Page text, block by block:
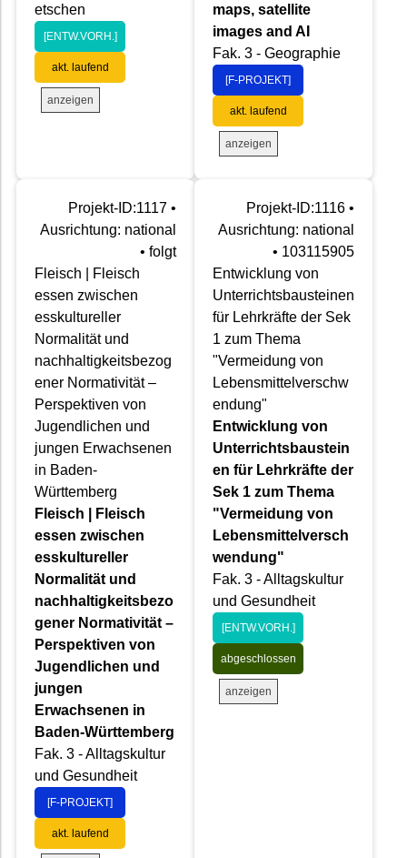
etschen
[ENTW.VORH.]
akt. laufend
anzeigen
maps, satellite
images and AI
Fak. 3 - Geographie
[F-PROJEKT]
akt. laufend
anzeigen
Projekt-ID:1117 •
Ausrichtung: national
• folgt
Fleisch | Fleisch
essen zwischen
esskultureller
Normalität und
nachhaltigkeitsbezog
ener Normativität –
Perspektiven von
Jugendlichen und
jungen Erwachsenen
in Baden-
Württemberg
Fleisch | Fleisch
essen zwischen
esskultureller
Normalität und
nachhaltigkeitsbezo
gener Normativität –
Perspektiven von
Jugendlichen und
jungen
Erwachsenen in
Baden-Württemberg
Fak. 3 - Alltagskultur
und Gesundheit
[F-PROJEKT]
akt. laufend
Projekt-ID:1116 •
Ausrichtung: national
• 103115905
Entwicklung von
Unterrichtsbausteinen
für Lehrkräfte der Sek
1 zum Thema
"Vermeidung von
Lebensmittelverschw
endung"
Entwicklung von
Unterrichtsbaustein
en für Lehrkräfte der
Sek 1 zum Thema
"Vermeidung von
Lebensmittelversch
wendung"
Fak. 3 - Alltagskultur
und Gesundheit
[ENTW.VORH.]
abgeschlossen
anzeigen